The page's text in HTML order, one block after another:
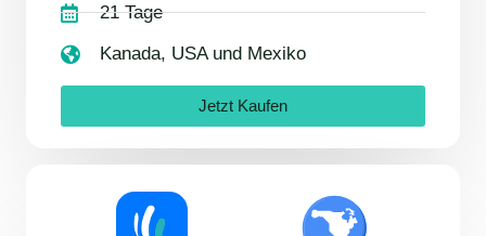
21 Tage
Kanada, USA und Mexiko
Jetzt Kaufen